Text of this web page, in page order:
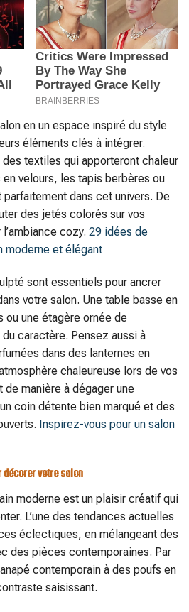
en un espace inspiré du style
éléments clés à intégrer.
textiles qui apporteront chaleur
velours, les tapis berbères ou
dans cet univers. De
des jetés colorés sur vos
cozy. 29 idées de
moderne et élégant
sont essentiels pour ancrer
votre salon. Une table basse en
ou une étagère ornée de
caractère. Pensez aussi à
dans des lanternes en
chaleureuse lors de vos
manière à dégager une
coin détente bien marqué et des
Inspirez-vous pour un salon
votre salon
moderne est un plaisir créatif qui
L’une des tendances actuelles
éclectiques, en mélangeant des
des pièces contemporaines. Par
contemporain à des poufs en
saisissant.